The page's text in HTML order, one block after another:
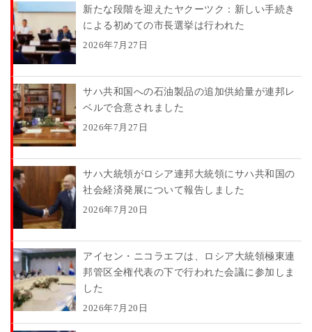
新たな段階を迎えたヤクーツク：新しい手続き
による初めての市長選挙は行われた
2026年7月27日
サハ共和国への石油製品の追加供給量が連邦レ
ベルで合意されました
2026年7月27日
サハ大統領がロシア連邦大統領にサハ共和国の
社会経済発展について報告しました
2026年7月20日
アイセン・ニコラエフは、ロシア大統領極東連
邦管区全権代表の下で行われた会議に参加しま
した
2026年7月20日